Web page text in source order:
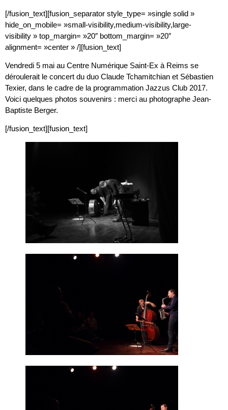
[/fusion_text][fusion_separator style_type= »single solid »
hide_on_mobile= »small-visibility,medium-visibility,large-
visibility » top_margin= »20″ bottom_margin= »20″
alignment= »center » /][fusion_text]
Vendredi 5 mai au Centre Numérique Saint-Ex à Reims se
déroulerait le concert du duo Claude Tchamitchian et Sébastien
Texier, dans le cadre de la programmation Jazzus Club 2017.
Voici quelques photos souvenirs : merci au photographe Jean-
Baptiste Berger.
[/fusion_text][fusion_text]